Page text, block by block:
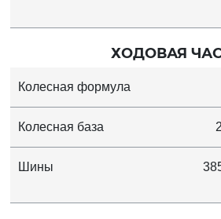
ХОДОВАЯ
Колесная формула
Колесная база
Шины